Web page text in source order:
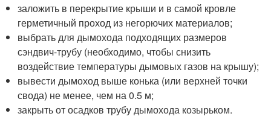
заложить в перекрытие крыши и в самой кровле
герметичный проход из негорючих материалов;
выбрать для дымохода подходящих размеров
сэндвич-трубу (необходимо, чтобы снизить
воздействие температуры дымовых газов на крышу);
вывести дымоход выше конька (или верхней точки
свода) не менее, чем на 0.5 м;
закрыть от осадков трубу дымохода козырьком.